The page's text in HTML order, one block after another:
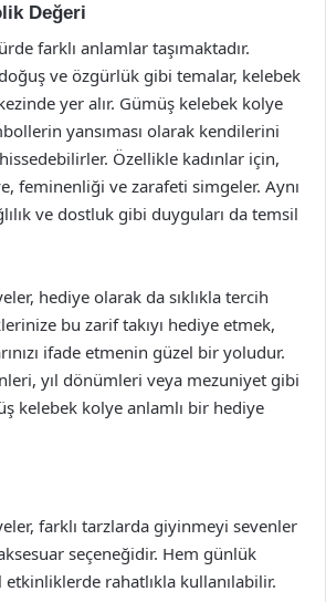
Değeri
farklı anlamlar taşımaktadır.
ve özgürlük gibi temalar, kelebek
yer alır. Gümüş kelebek kolye
yansıması olarak kendilerini
Özellikle kadınlar için,
feminenliği ve zarafeti simgeler. Aynı
ve dostluk gibi duyguları da temsil
hediye olarak da sıklıkla tercih
bu zarif takıyı hediye etmek,
ifade etmenin güzel bir yoludur.
yıl dönümleri veya mezuniyet gibi
kelebek kolye anlamlı bir hediye
farklı tarzlarda giyinmeyi sevenler
seçeneğidir. Hem günlük
rahatlıkla kullanılabilir.